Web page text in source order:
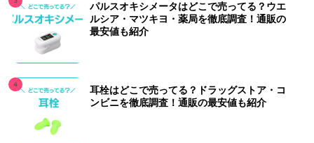
パルスオキシメータはどこで売ってる？ウエ
ルシア・マツキヨ・薬局を徹底調査！通販の
最安値も紹介
耳栓はどこで売ってる？ドラッグストア・コ
ンビニを徹底調査！通販の最安値も紹介